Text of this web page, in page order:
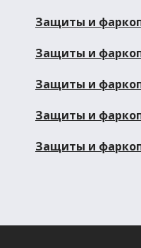
Защиты и
Защиты и
Защиты и
Защиты и
Защиты и